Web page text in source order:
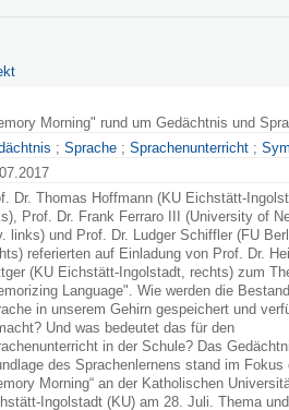
Morning" rund um Gedächtnis und
; Sprache ; Sprachenunterricht ;
Dr. Thomas Hoffmann (KU Eichstätt-
Prof. Dr. Frank Ferraro III (University of
links) und Prof. Dr. Ludger Schiffler (FU
referierten auf Einladung von Prof. Dr.
(KU Eichstätt-Ingolstadt, rechts) zum
Language". Wie werden die
in unserem Gehirn gespeichert und
Und was bedeutet das für den
in der Schule? Das
des Sprachenlernens stand im Fokus
Morning“ an der Katholischen
Ingolstadt (KU) am 28. Juli. Thema und